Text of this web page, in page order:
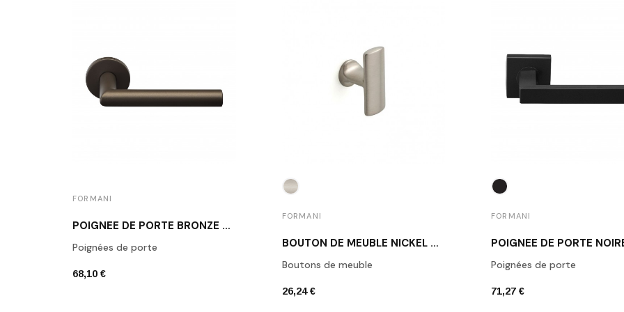
FORMANI
POIGNÉE DE PORTE BRONZE FORMANI LB2-19 BR
Poignées de porte
68,10 €
FORMANI
BOUTON DE MEUBLE NICKEL MAT 1929M NS
Boutons de meuble
26,24 €
FORMANI
Poignées de porte
71,27 €